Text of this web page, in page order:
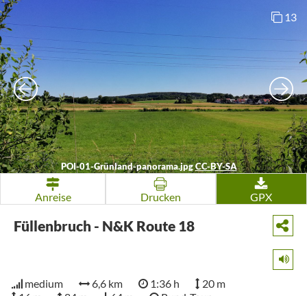
POI-01-Grünland-panorama.jpgCC-BY-SA
13
Anreise Drucken GPX
Füllenbruch - N&K Route 18
medium 6,6 km 1:36 h
20 m